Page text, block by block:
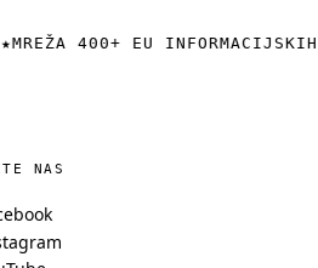
MREŽA 400+ EU INFORMACIJSKIH
NAS